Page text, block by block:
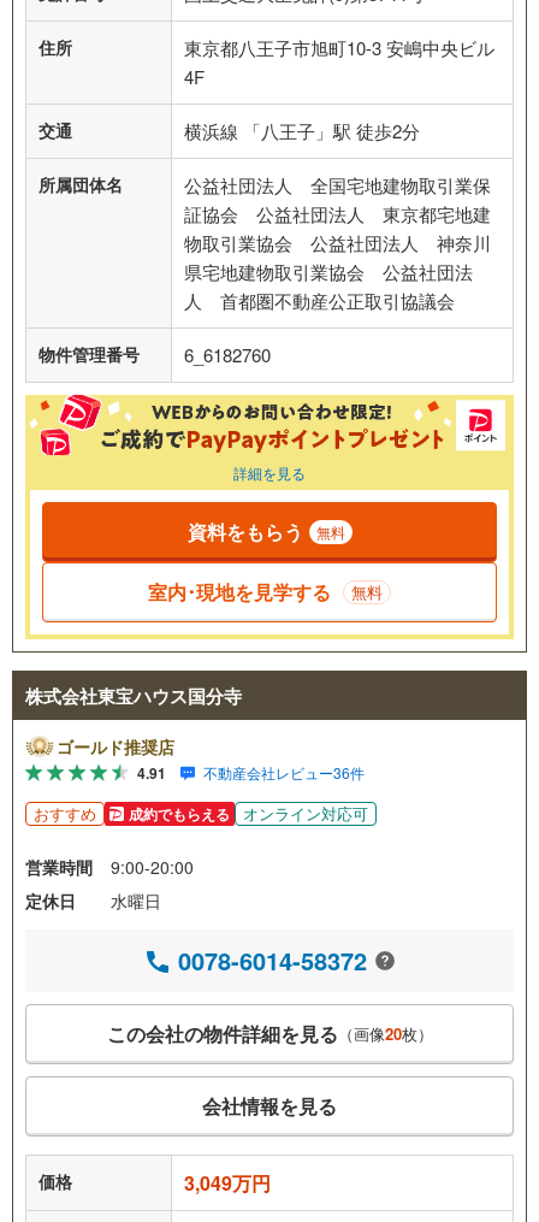
住所
東京都八王子市旭町10-3 安嶋中央ビル
4F
交通 横浜線 「八王子」駅 徒歩2分
所属団体名
公益社団法人 全国宅地建物取引業保
証協会 公益社団法人 東京都宅地建
物取引業協会 公益社団法人 神奈川
県宅地建物取引業協会 公益社団法
人 首都圏不動産公正取引協議会
物件管理番号 6_6182760
詳細を見る
資料をもらう 無料
室内･現地を見学する 無料
株式会社東宝ハウス国分寺
ゴールド推奨店
4.91 不動産会社レビュー36件
おすすめ 成約でもらえる オンライン対応可
営業時間
9:00-20:00
定休日
水曜日
0078-6014-58372
この会社の物件詳細を見る （画像20枚）
会社情報を見る
価格 3,049万円